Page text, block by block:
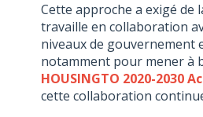
Cette approche a exigé de
travaille en collaboration
niveaux de gouvernement
notamment pour mener à
HOUSINGTO 2020-2030
cette collaboration